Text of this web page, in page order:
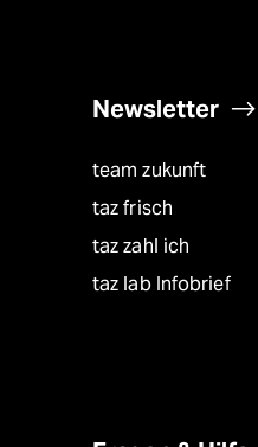
Newsletter
team zukunft
taz frisch
taz zahl ich
taz lab Infobrief